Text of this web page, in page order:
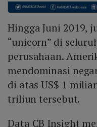
Hingga Juni 2019,
“unicorn” di
perusahaan.
mendominasi
di atas US$ 1
triliun tersebut.
Data CB Insight